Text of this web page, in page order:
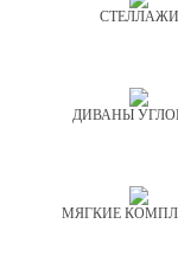
СТЕЛЛАЖИ
ДИВАНЫ
МЯГКИЕ